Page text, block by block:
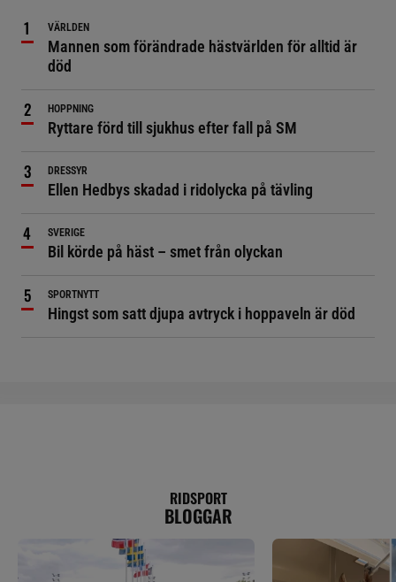
VÄRLDEN
Mannen som förändrade hästvärlden för alltid är
död
HOPPNING
Ryttare förd till sjukhus efter fall på SM
DRESSYR
Ellen Hedbys skadad i ridolycka på tävling
SVERIGE
Bil körde på häst – smet från olyckan
SPORTNYTT
Hingst som satt djupa avtryck i hoppaveln är död
RIDSPORT
BLOGGAR